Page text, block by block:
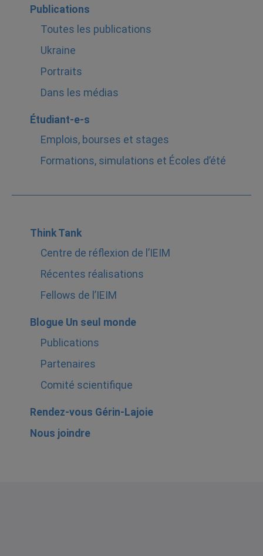
Publications
Toutes les publications
Ukraine
Portraits
Dans les médias
Étudiant-e-s
Emplois, bourses et stages
Formations, simulations et Écoles d’été
Think Tank
Centre de réflexion de l’IEIM
Récentes réalisations
Fellows de l’IEIM
Blogue Un seul monde
Publications
Partenaires
Comité scientifique
Rendez-vous Gérin-Lajoie
Nous joindre